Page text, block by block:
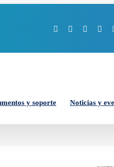
Facebook
y soporte Noticias y